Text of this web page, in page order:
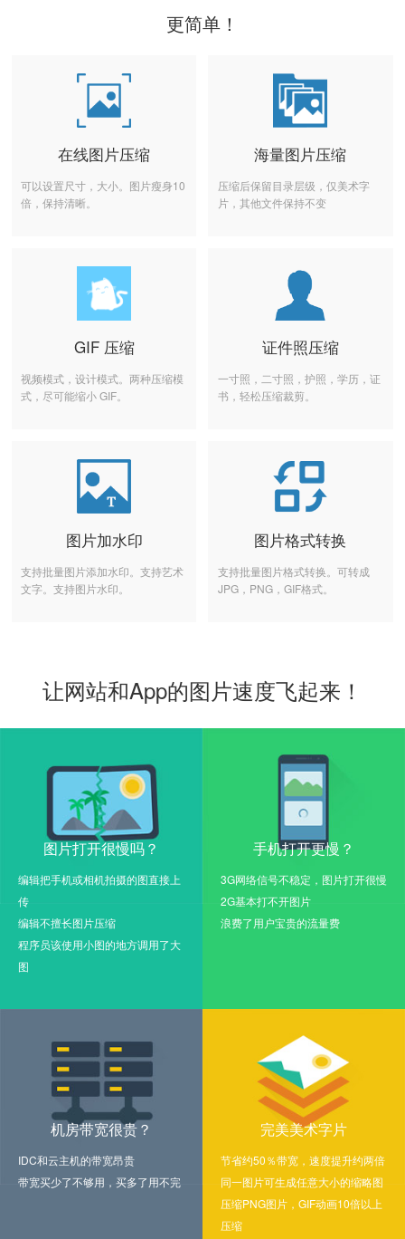
更简单！
在线图片压缩
可以设置尺寸，大小。图片瘦身10
倍，保持清晰。
海量图片压缩
压缩后保留目录层级，仅美术字
片，其他文件保持不变
GIF 压缩
视频模式，设计模式。两种压缩模
式，尽可能缩小 GIF。
证件照压缩
一寸照，二寸照，护照，学历，证
书，轻松压缩裁剪。
图片加水印
支持批量图片添加水印。支持艺术
文字。支持图片水印。
图片格式转换
支持批量图片格式转换。可转成
JPG，PNG，GIF格式。
让网站和App的图片速度飞起来！
图片打开很慢吗？
编辑把手机或相机拍摄的图直接上
传
编辑不擅长图片压缩
程序员该使用小图的地方调用了大
图
手机打开更慢？
3G网络信号不稳定，图片打开很慢
2G基本打不开图片
浪费了用户宝贵的流量费
机房带宽很贵？
IDC和云主机的带宽昂贵
带宽买少了不够用，买多了用不完
完美美术字片
节省约50％带宽，速度提升约两倍
同一图片可生成任意大小的缩略图
压缩PNG图片，GIF动画10倍以上
压缩